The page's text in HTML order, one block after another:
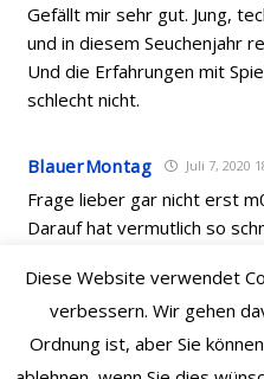
Gefällt mir sehr gut. Jung,
und in diesem Seuchenjahr
Und die Erfahrungen mit
schlecht nicht.
BlauerMontag Juli 7, 2020
Frage lieber gar nicht erst
Darauf hat vermutlich so
Last edited 6 Jahre zuvor by
Diese Website verwendet
verbessern. Wir gehen
Ordnung ist, aber Sie